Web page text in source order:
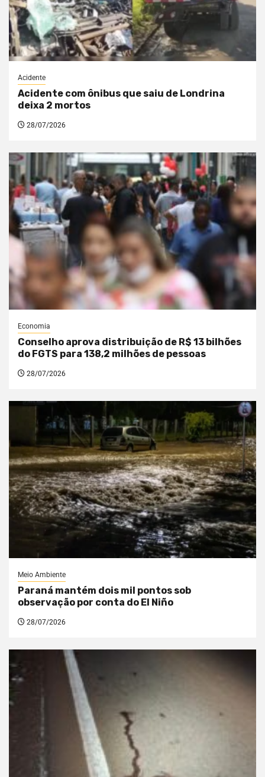
Acidente
Acidente com ônibus que saiu de Londrina
deixa 2 mortos
28/07/2026
Economia
Conselho aprova distribuição de R$ 13 bilhões
do FGTS para 138,2 milhões de pessoas
28/07/2026
Meio Ambiente
Paraná mantém dois mil pontos sob
observação por conta do El Niño
28/07/2026